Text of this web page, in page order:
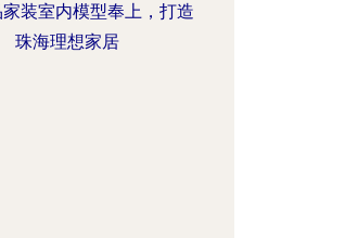
装室内模型奉上，打造
珠海理想家居